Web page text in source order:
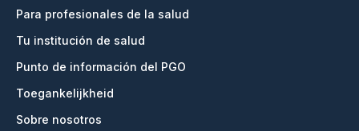
Para profesionales de la salud
Tu institución de salud
Punto de información del PGO
Toegankelijkheid
Sobre nosotros